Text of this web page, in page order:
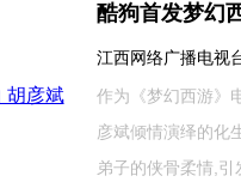
酷狗首发梦幻
江西网络广播电视
作为《梦幻西游》
彦斌倾情演绎的化
弟子的侠骨柔情,